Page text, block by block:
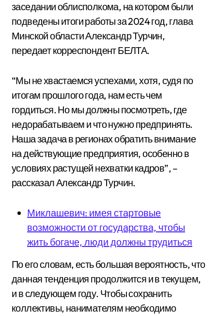
заседании облисполкома, на котором были
подведены итоги работы за 2024 год, глава
Минской области Александр Турчин,
передает корреспондент БЕЛТА.
“Мы не хвастаемся успехами, хотя, судя по
итогам прошлого года, нам есть чем
гордиться. Но мы должны посмотреть, где
недорабатываем и что нужно предпринять.
Наша задача в регионах обратить внимание
на действующие предприятия, особенно в
условиях растущей нехватки кадров”, –
рассказал Александр Турчин.
Миклашевич: имея стартовые
возможности от государства, чтобы
жить богаче, люди должны трудиться
По его словам, есть большая вероятность, что
данная тенденция продолжится и в текущем,
и в следующем году. Чтобы сохранить
коллективы, нанимателям необходимо